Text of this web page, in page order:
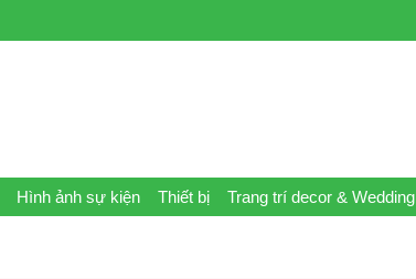
Hình ảnh sự kiện Thiết bị Trang trí decor & Wedding